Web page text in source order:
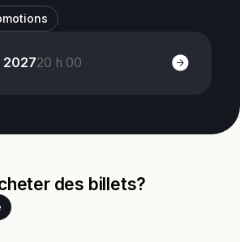
202720 h 00
des billets?